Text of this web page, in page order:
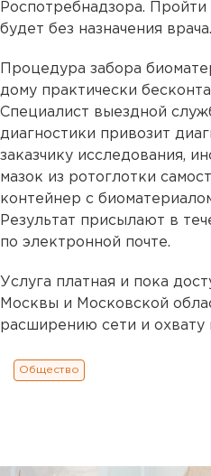
Роспотребнадзора.
будет без назначения врача.
Процедура забора
дому практически
Специалист выездной
диагностики привозит
заказчику исследования,
мазок из ротоглотки
контейнер с
Результат присылают в
по электронной почте.
Услуга платная и пока
Москвы и Московской
расширению сети и охвату
Общество